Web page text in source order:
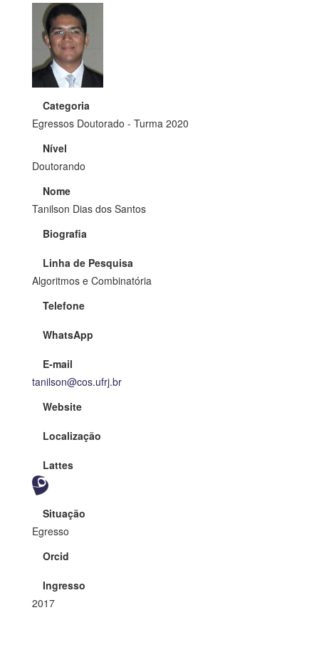
Categoria
Egressos Doutorado - Turma 2020
Nível
Doutorando
Nome
Tanilson Dias dos Santos
Biografia
Linha de Pesquisa
Algoritmos e Combinatória
Telefone
WhatsApp
E-mail
tanilson@cos.ufrj.br
Website
Localização
Lattes
Situação
Egresso
Orcid
Ingresso
2017